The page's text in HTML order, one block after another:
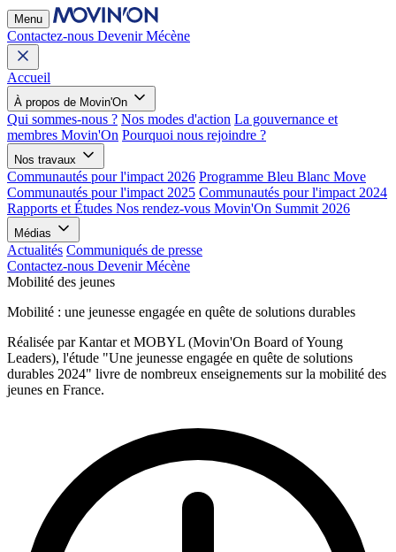
Menu
Contactez-nous Devenir Mécène
Accueil
À propos de Movin'On
Qui sommes-nous ? Nos modes d'action La gouvernance et
membres Movin'On Pourquoi nous rejoindre ?
Nos travaux
Communautés pour l'impact 2026 Programme Bleu Blanc Move
Communautés pour l'impact 2025 Communautés pour l'impact 2024
Rapports et Études Nos rendez-vous Movin'On Summit 2026
Médias
Actualités Communiqués de presse
Contactez-nous Devenir Mécène
Mobilité des jeunes
Mobilité : une jeunesse engagée en quête de solutions durables
Réalisée par Kantar et MOBYL (Movin'On Board of Young
Leaders), l'étude "Une jeunesse engagée en quête de solutions
durables 2024" livre de nombreux enseignements sur la mobilité des
jeunes en France.